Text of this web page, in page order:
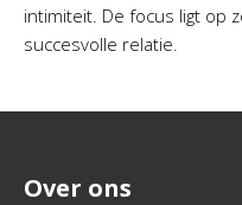
intimiteit. De focus ligt op
succesvolle relatie.
Over ons